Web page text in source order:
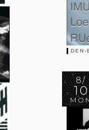
DEN-
8/
10